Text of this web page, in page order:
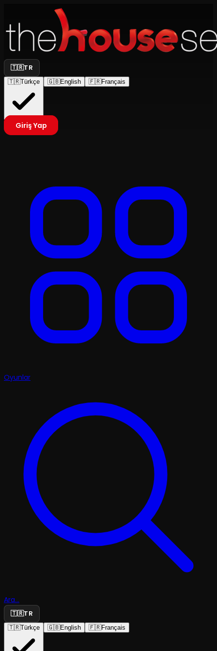
🇹🇷TR
🇹🇷Türkçe 🇬🇧English 🇫🇷Français
Giriş Yap
Oyunlar
Ara...
🇹🇷TR
🇹🇷Türkçe 🇬🇧English 🇫🇷Français